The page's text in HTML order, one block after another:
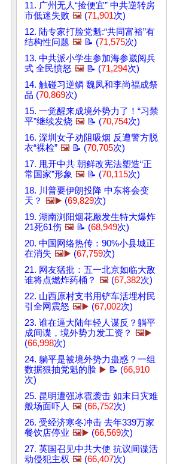
11. 广州无人“捡便宜” 中共逆转房
市低迷失败 🖼️ (71,901次)
12. 陆专家打脸党魁:“共同富裕”有
结构性问题 🖼️ 📝 (71,575次)
13. 中共派小学生参加海参崴阅兵
式 全民愤怒 🖼️ 📝 (71,294次)
14. 触碰习逆鳞 魏凤和李尚福成祭
品 (70,869次)
15. 一觉醒来成境外势力了！“习禁
平”继续发烧 🖼️ 📝 (70,754次)
16. 深圳女子劝阻吸烟 反遭警方脱
衣“裸检” 🖼️ 📝 (70,705次)
17. 甩开中共 朝鲜改宪法塑造“正
常国家”形象 🖼️ 📝 (70,115次)
18. 川普要伊朗投降 中东将会变
天？ 🖼️▶️ (69,829次)
19. 湖南浏阳烟花厰发生特大爆炸
21死61伤 🖼️ 📝 (68,949次)
20. 中国网络热传：90%小县城正
在消失 🖼️▶️ (67,759次)
21. 网友猛批：五一北京如临大敌
谁将点燃炸药桶？ 🖼️ (67,382次)
22. 山西原村支书用铲车活埋村民
引全网震怒 🖼️▶️ (67,002次)
23. 谁在逼大陆年轻人谋反？躺平
成间谍，境外势力发工资？ 🖼️▶️
(66,998次)
24. 躺平是被境外势力蛊惑？一组
数据狠抽党魁的脸 ▶️ 📝 (66,910
次)
25. 昆明遭强冰雹袭击 如末日灾难
般场面吓人 🖼️ (66,752次)
26. 受经济寒冬冲击 去年339万家
餐饮店停业 🖼️▶️ (66,569次)
27. 英国召见中共大使 抗议间谍活
动侵犯主权 🖼️ (66,407次)